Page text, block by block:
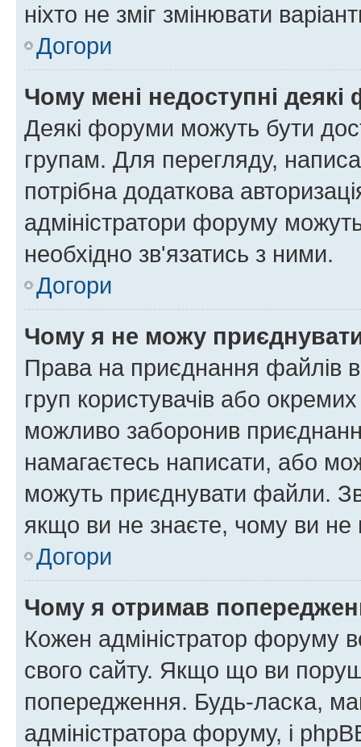
ніхто не зміг змінювати
Догори
Чому мені недоступні
Деякі форуми можуть бути
групам. Для перегляду,
потрібна додаткова
адміністратори форуму
необхідно зв'язатись з ними.
Догори
Чому я не можу
Права на приєднання файлів
груп користувачів або
можливо заборонив
намагаєтесь написати, або
можуть приєднувати файли.
якщо ви не знаєте, чому ви
Догори
Чому я отримав
Кожен адміністратор форуму
свого сайту. Якщо що ви
попередження. Будь-ласка,
адміністратора форуму, і